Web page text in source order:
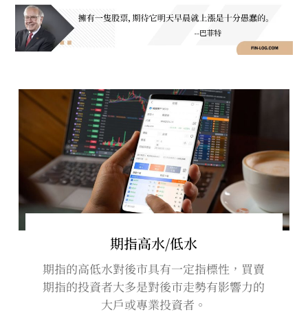
期指高水/低水
期指的高低水對後市具有一定指標性，買賣
期指的投資者大多是對後市走勢有影響力的
大戶或專業投資者。